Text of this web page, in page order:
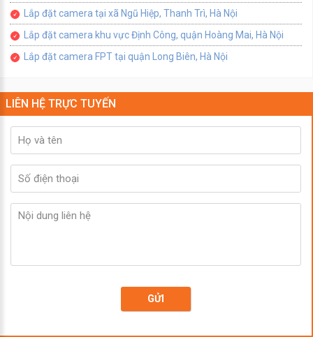
Lắp đặt camera tại xã Ngũ Hiệp, Thanh Trì, Hà Nội
Lắp đặt camera khu vực Định Công, quận Hoàng Mai, Hà Nội
Lắp đặt camera FPT tại quận Long Biên, Hà Nội
LIÊN HỆ TRỰC TUYẾN
GỬI